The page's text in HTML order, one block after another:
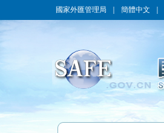
國家外匯管理局 簡體中文